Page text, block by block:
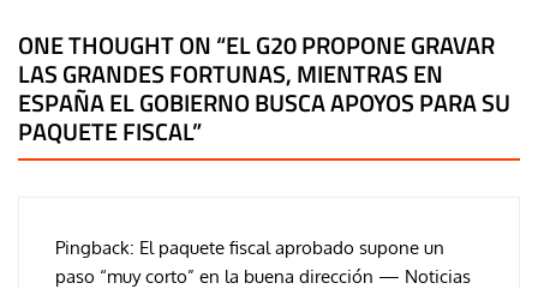
ONE THOUGHT ON “EL G20 PROPONE GRAVAR
LAS GRANDES FORTUNAS, MIENTRAS EN
ESPAÑA EL GOBIERNO BUSCA APOYOS PARA SU
PAQUETE FISCAL”
Pingback: El paquete fiscal aprobado supone un
paso “muy corto” en la buena dirección — Noticias